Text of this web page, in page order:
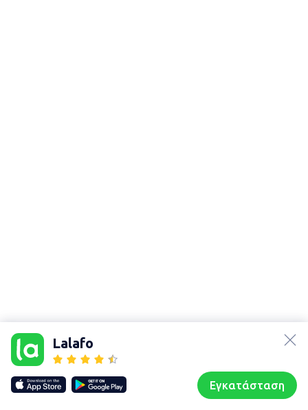
Lalafo
Εγκατάσταση
Our websites
lalafo.kg
lalafo.rs
lalafo.pl
Sitemap
Χάρτης
Συζητήσεις Προφίλ